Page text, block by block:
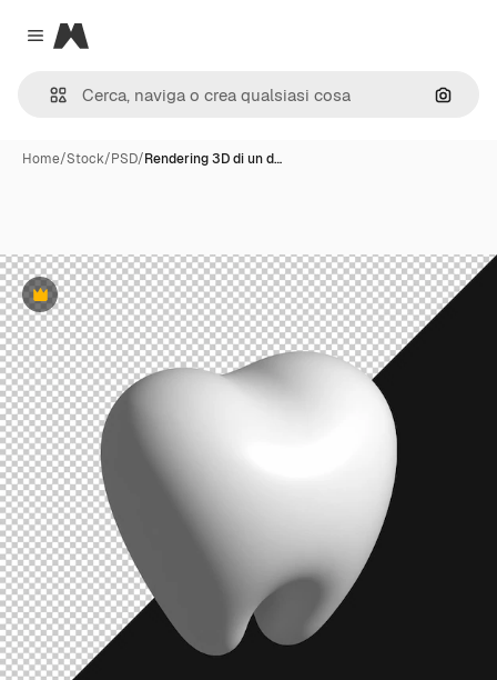
Close menu
Magnific
Cerca
Home/Stock/PSD/Rendering 3D di un d…
Premium